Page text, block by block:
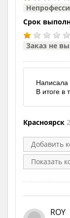
Срок
Заказ не
Написала
В итоге в
Красноярск
Добавить
Показать
ROY